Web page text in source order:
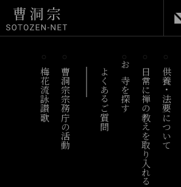
梅花流詠讃歌 曹洞宗宗務庁の活動 よくあるご質問 お寺を探す 日常に禅の教えを取り入れる供養・法要について